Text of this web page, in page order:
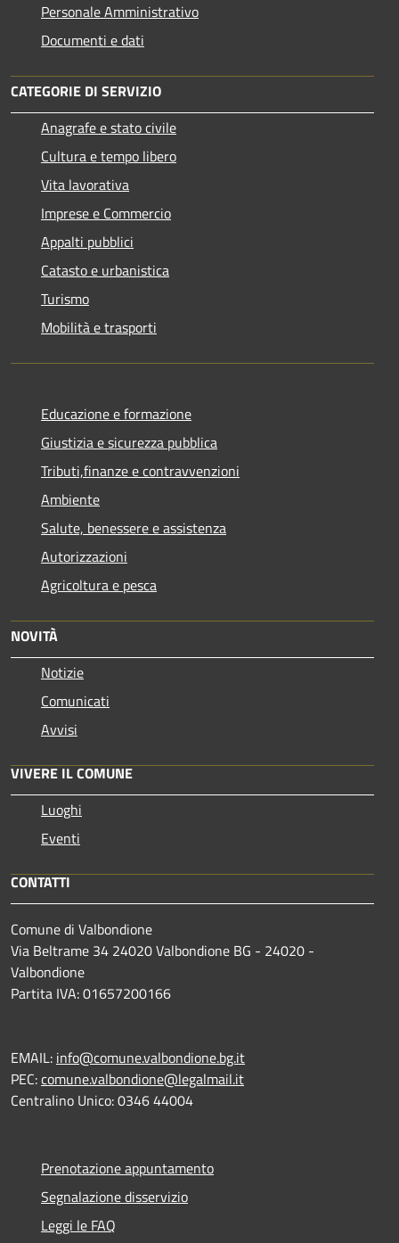
Personale Amministrativo
Documenti e dati
CATEGORIE DI SERVIZIO
Anagrafe e stato civile
Cultura e tempo libero
Vita lavorativa
Imprese e Commercio
Appalti pubblici
Catasto e urbanistica
Turismo
Mobilità e trasporti
Educazione e formazione
Giustizia e sicurezza pubblica
Tributi,finanze e contravvenzioni
Ambiente
Salute, benessere e assistenza
Autorizzazioni
Agricoltura e pesca
NOVITÀ
Notizie
Comunicati
Avvisi
VIVERE IL COMUNE
Luoghi
Eventi
CONTATTI
Comune di Valbondione
Via Beltrame 34 24020 Valbondione BG - 24020 -
Valbondione
Partita IVA: 01657200166
EMAIL: info@comune.valbondione.bg.it
PEC:comune.valbondione@legalmail.it
Centralino Unico: 0346 44004
Prenotazione appuntamento
Segnalazione disservizio
Leggi le FAQ